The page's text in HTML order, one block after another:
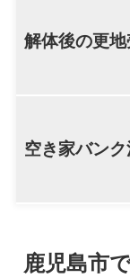
解体後の更地
空き家バンク
鹿児島市